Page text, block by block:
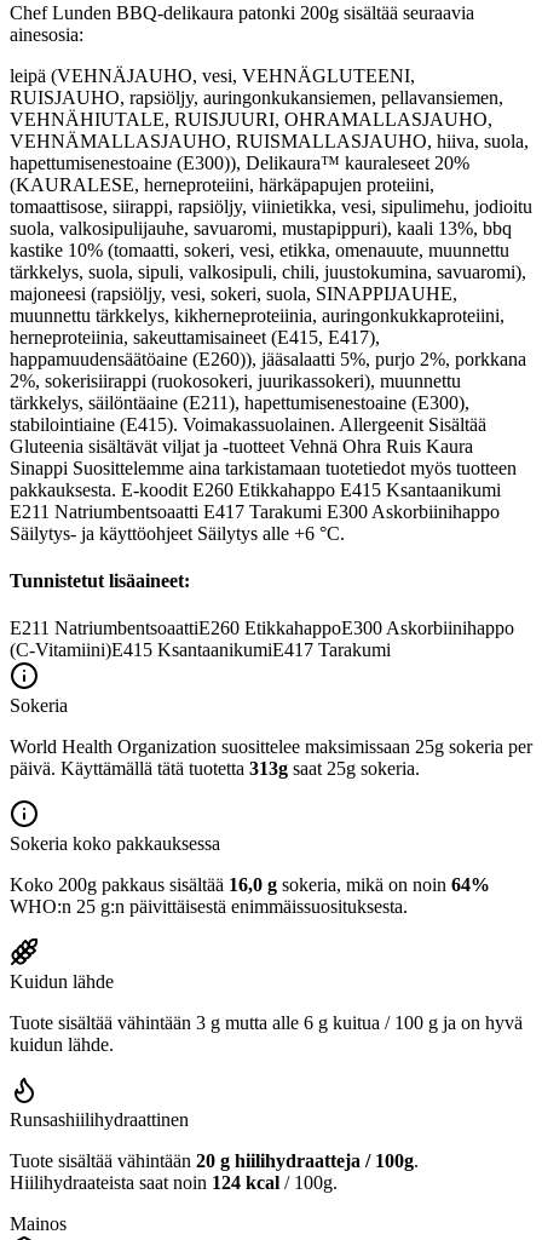
Chef Lunden BBQ-delikaura patonki 200g sisältää seuraavia
ainesosia:
leipä (VEHNÄJAUHO, vesi, VEHNÄGLUTEENI,
RUISJAUHO, rapsiöljy, auringonkukansiemen, pellavansiemen,
VEHNÄHIUTALE, RUISJUURI, OHRAMALLASJAUHO,
VEHNÄMALLASJAUHO, RUISMALLASJAUHO, hiiva, suola,
hapettumisenestoaine (E300)), Delikaura™ kauraleseet 20%
(KAURALESE, herneproteiini, härkäpapujen proteiini,
tomaattisose, siirappi, rapsiöljy, viinietikka, vesi, sipulimehu, jodioitu
suola, valkosipulijauhe, savuaromi, mustapippuri), kaali 13%, bbq
kastike 10% (tomaatti, sokeri, vesi, etikka, omenauute, muunnettu
tärkkelys, suola, sipuli, valkosipuli, chili, juustokumina, savuaromi),
majoneesi (rapsiöljy, vesi, sokeri, suola, SINAPPIJAUHE,
muunnettu tärkkelys, kikherneproteiinia, auringonkukkaproteiini,
herneproteiinia, sakeuttamisaineet (E415, E417),
happamuudensäätöaine (E260)), jääsalaatti 5%, purjo 2%, porkkana
2%, sokerisiirappi (ruokosokeri, juurikassokeri), muunnettu
tärkkelys, säilöntäaine (E211), hapettumisenestoaine (E300),
stabilointiaine (E415). Voimakassuolainen. Allergeenit Sisältää
Gluteenia sisältävät viljat ja -tuotteet Vehnä Ohra Ruis Kaura
Sinappi Suosittelemme aina tarkistamaan tuotetiedot myös tuotteen
pakkauksesta. E-koodit E260 Etikkahappo E415 Ksantaanikumi
E211 Natriumbentsoaatti E417 Tarakumi E300 Askorbiinihappo
Säilytys- ja käyttöohjeet Säilytys alle +6 °C.
Tunnistetut lisäaineet:
E211 NatriumbentsoaattiE260 EtikkahappoE300 Askorbiinihappo
(C-Vitamiini)E415 KsantaanikumiE417 Tarakumi
Sokeria
World Health Organization suosittelee maksimissaan 25g sokeria per
päivä. Käyttämällä tätä tuotetta 313g saat 25g sokeria.
Sokeria koko pakkauksessa
Koko 200g pakkaus sisältää 16,0 g sokeria, mikä on noin 64%
WHO:n 25 g:n päivittäisestä enimmäissuosituksesta.
Kuidun lähde
Tuote sisältää vähintään 3 g mutta alle 6 g kuitua / 100 g ja on hyvä
kuidun lähde.
Runsashiilihydraattinen
Tuote sisältää vähintään 20 g hiilihydraatteja / 100g.
Hiilihydraateista saat noin 124 kcal / 100g.
Mainos